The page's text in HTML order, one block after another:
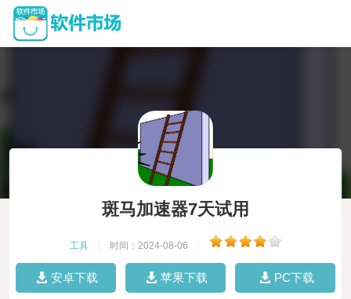
斑马加速器7天试用
工具 时间：2024-08-06
安卓下载 苹果下载 PC下载